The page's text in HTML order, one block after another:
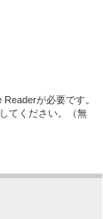
が必要です。
てください。（無